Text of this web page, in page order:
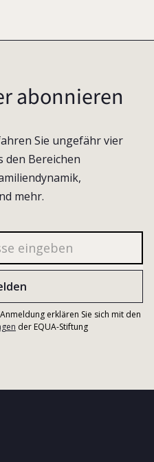
abonnieren
Sie ungefähr vier
den Bereichen
mehr.
erklären Sie sich mit den
der EQUA-Stiftung